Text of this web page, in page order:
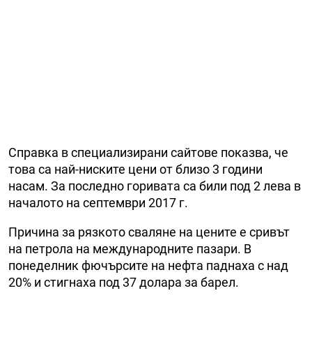
Справка в специализирани сайтове показва, че
това са най-ниските цени от близо 3 години
насам. За последно горивата са били под 2 лева в
началото на септември 2017 г.
Причина за рязкото сваляне на цените е сривът
на петрола на международните пазари. В
понеделник фючърсите на нефта паднаха с над
20% и стигнаха под 37 долара за барел.